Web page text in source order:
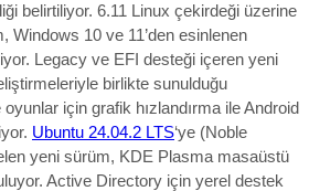
belirtiliyor. 6.11 Linux çekirdeği üzerine
Windows 10 ve 11’den esinlenen
Legacy ve EFI desteği içeren yeni
birlikte sunulduğu
için grafik hızlandırma ile Android
Ubuntu 24.04.2 LTS‘ye (Noble
yeni sürüm, KDE Plasma masaüstü
Active Directory için yerel destek